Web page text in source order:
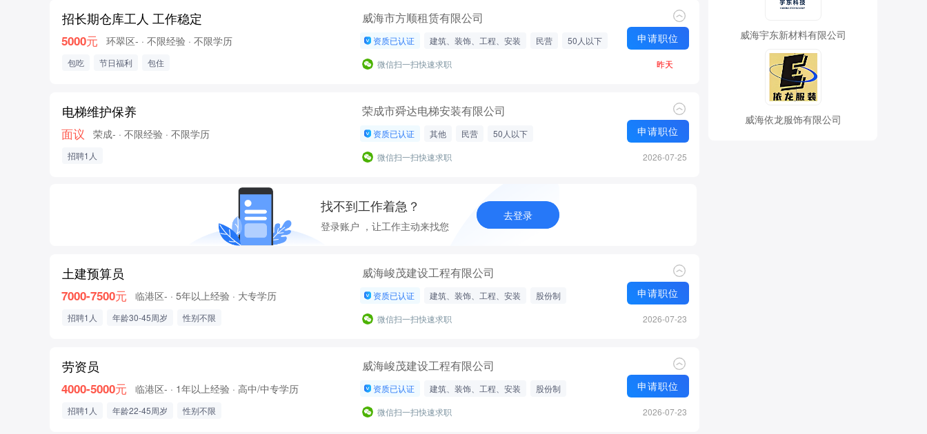
招长期仓库工人 工作稳定 威海市方顺租赁有限公司
5000元 环翠区- · 不限经验 · 不限学历 资质已认证 建筑、装饰、工程、安装 民营 50人以下 申请职位
包吃 节日福利 包住 微信扫一扫快速求职 昨天
电梯维护保养 荣成市舜达电梯安装有限公司
面议 荣成- · 不限经验 · 不限学历 资质已认证 其他 民营 50人以下 申请职位
招聘1人 微信扫一扫快速求职 2026-07-25
找不到工作着急？
登录账户 ，让工作主动来找您
去登录
土建预算员 威海峻茂建设工程有限公司
7000-7500元 临港区- · 5年以上经验 · 大专学历 资质已认证 建筑、装饰、工程、安装
股份制
50-200人
申请职位
招聘1人 年龄30-45周岁 性别不限 微信扫一扫快速求职 2026-07-23
劳资员 威海峻茂建设工程有限公司
4000-5000元 临港区- · 1年以上经验 · 高中/中专学历 资质已认证 建筑、装饰、工程、安装
股份制
50-200人
申请职位
招聘1人 年龄22-45周岁 性别不限 微信扫一扫快速求职 2026-07-23
威海宇东新材料有限公司
威海依龙服饰有限公司